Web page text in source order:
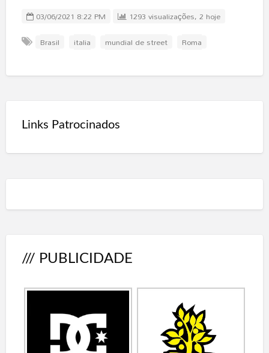
03/06/2021 8:22 PM
1293 visualizações, 2 hoje
Brasil
italia mundial de street Roma
Links Patrocinados
/// PUBLICIDADE